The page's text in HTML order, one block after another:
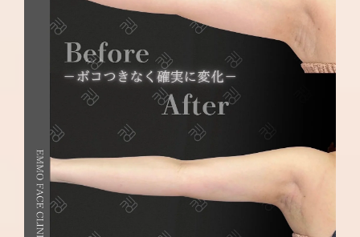
リスク/副作用：だるさ・熱感・頭痛・蕁麻
疹・痒み・むくみ・発熱・咳・冷や汗・胸痛・
吸引部の皮膚が硬くなる、凹凸になる・効果に
満足できない・施術箇所の知覚の麻痺・鈍さ、
しびれ・皮膚の色素沈着などを生じることがあ
ります。
肩甲骨横：¥198,000～
リスク/副作用：だるさ・熱感・頭痛・蕁麻
疹・痒み・むくみ・発熱・咳・冷や汗・胸痛・
吸引部の皮膚が硬くなる、凹凸になる・効果に
満足できない・施術箇所の知覚の麻痺・鈍さ、
しびれ・皮膚の色素沈着などを生じることがあ
ります。